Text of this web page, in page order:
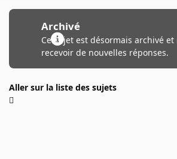
Archivé
Ce sujet est désormais archivé
recevoir de nouvelles réponses.
Aller sur la liste des sujets